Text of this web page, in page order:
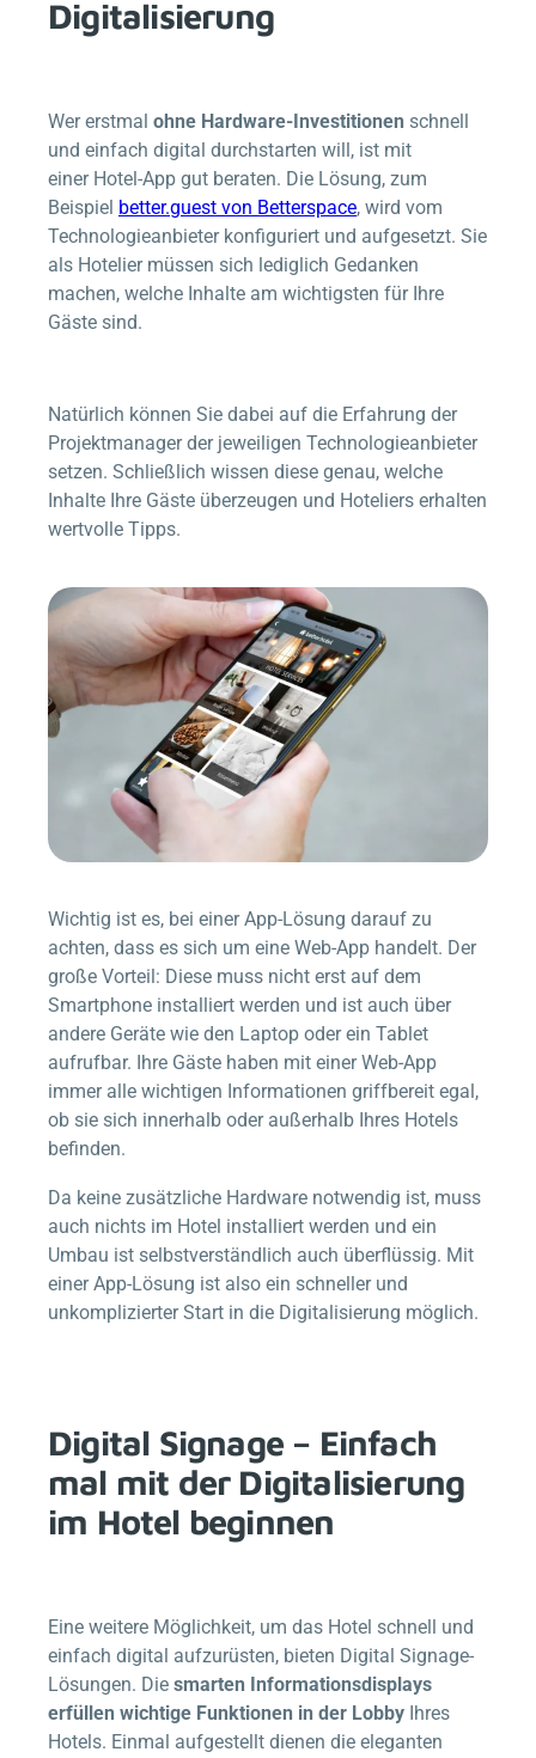
Digitalisierung
Wer erstmal ohne Hardware-Investitionen schnell
und einfach digital durchstarten will, ist mit
einer Hotel-App gut beraten. Die Lösung, zum
Beispiel better.guest von Betterspace, wird vom
Technologieanbieter konfiguriert und aufgesetzt. Sie
als Hotelier müssen sich lediglich Gedanken
machen, welche Inhalte am wichtigsten für Ihre
Gäste sind.
Natürlich können Sie dabei auf die Erfahrung der
Projektmanager der jeweiligen Technologieanbieter
setzen. Schließlich wissen diese genau, welche
Inhalte Ihre Gäste überzeugen und Hoteliers erhalten
wertvolle Tipps.
Wichtig ist es, bei einer App-Lösung darauf zu
achten, dass es sich um eine Web-App handelt. Der
große Vorteil: Diese muss nicht erst auf dem
Smartphone installiert werden und ist auch über
andere Geräte wie den Laptop oder ein Tablet
aufrufbar. Ihre Gäste haben mit einer Web-App
immer alle wichtigen Informationen griffbereit egal,
ob sie sich innerhalb oder außerhalb Ihres Hotels
befinden.
Da keine zusätzliche Hardware notwendig ist, muss
auch nichts im Hotel installiert werden und ein
Umbau ist selbstverständlich auch überflüssig. Mit
einer App-Lösung ist also ein schneller und
unkomplizierter Start in die Digitalisierung möglich.
Digital Signage – Einfach
mal mit der Digitalisierung
im Hotel beginnen
Eine weitere Möglichkeit, um das Hotel schnell und
einfach digital aufzurüsten, bieten Digital Signage-
Lösungen. Die smarten Informationsdisplays
erfüllen wichtige Funktionen in der Lobby Ihres
Hotels. Einmal aufgestellt dienen die eleganten